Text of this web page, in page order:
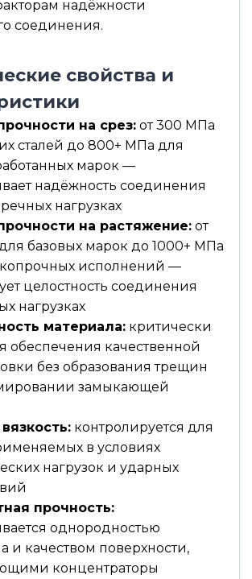
надёжности
соединения.
свойства и
на срез: от 300 МПа
сталей до 800+ МПа для
марок —
надёжность соединения
нагрузках
на растяжение: от
базовых марок до 1000+ МПа
исполнений —
целостность соединения
нагрузках
материала: критически
обеспечения качественной
без образования трещин
замыкающей
контролируется для
в условиях
нагрузок и ударных
прочность:
однородностью
и качеством поверхности,
концентраторы